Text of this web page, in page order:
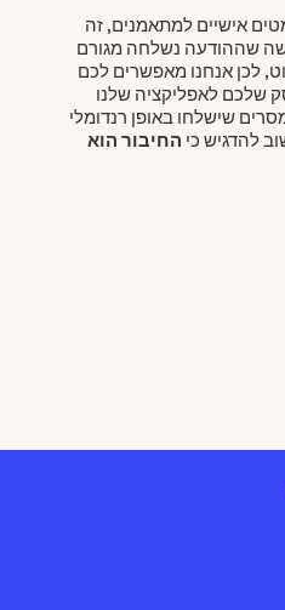
אישיים למתאמנים, זה
שההודעה נשלחה מגורם
לכן אנחנו מאפשרים לכם
שלכם לאפליקציה שלנו
שישלחו באופן רנדומלי
להדגיש כי החיבור הוא